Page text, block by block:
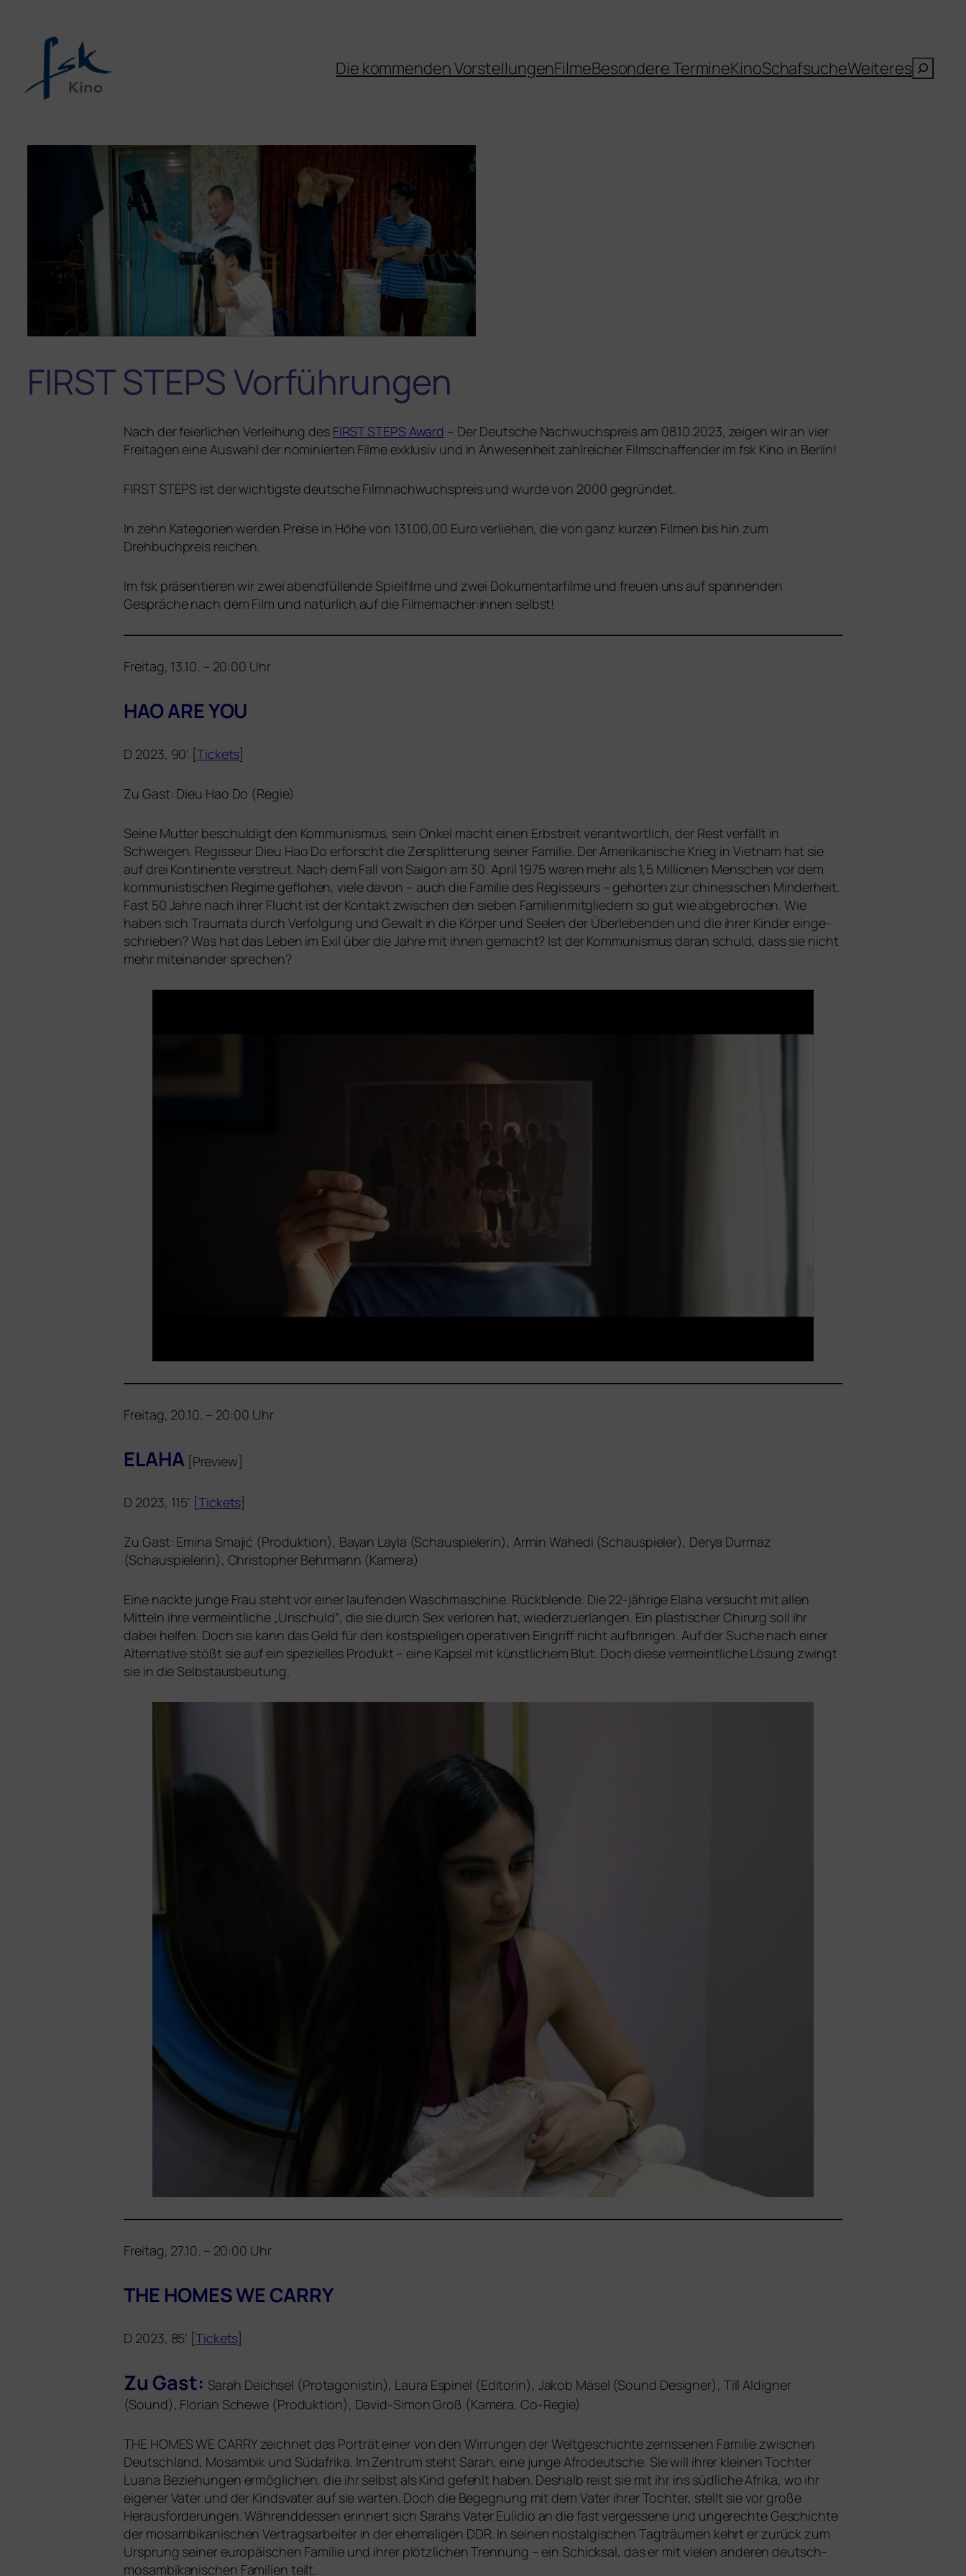
Die kommenden VorstellungenFilmeBesondere TermineKinoSchafsucheWeiteresSuchen
FIRSTSTEPSVorführungen
Nach der fei­er­li­chen Verleihung des FIRSTSTEPS Award – Der Deutsche Nachwuchspreis am 08.10.2023, zei­gen wir an vier
Freitagen eine Auswahl der nomi­nier­ten Filme exklu­siv und in Anwesenheit zahl­rei­cher Filmschaffender im fsk Kino in Berlin!
FIRST STEPS ist der wich­tigs­te deut­sche Filmnachwuchspreis und wur­de von 2000 gegründet.
In zehn Kategorien wer­den Preise in Höhe von 131.00,00 Euro ver­lie­hen, die von ganz kur­zen Filmen bis hin zum
Drehbuchpreis reichen.
Im fsk prä­sen­tie­ren wir zwei abend­fül­len­de Spielfilme und zwei Dokumentarfilme und freu­en uns auf span­nen­den
Gespräche nach dem Film und natür­lich auf die Filmemacher:innen selbst!
Freitag, 13.10. – 20:00 Uhr
HAOAREYOU
D 2023, 90’ [Tickets]
Zu Gast: Dieu Hao Do (Regie)
Seine Mutter beschul­digt den Kommunismus, sein Onkel macht einen Erbstreit ver­ant­wort­lich, der Rest ver­fällt in
Schweigen. Regisseur Dieu Hao Do erforscht die Zersplitterung sei­ner Familie. Der Amerikanische Krieg in Vietnam hat sie
auf drei Kontinente ver­streut. Nach dem Fall von Saigon am 30. April 1975 waren mehr als 1,5 Millionen Menschen vor dem
kom­mu­nis­ti­schen Regime geflo­hen, vie­le davon – auch die Familie des Regisseurs – gehör­ten zur chi­ne­si­schen Minderheit.
Fast 50 Jahre nach ihrer Flucht ist der Kontakt zwi­schen den sie­ben Familienmitgliedern so gut wie abge­bro­chen. Wie
haben sich Traumata durch Verfolgung und Gewalt in die Körper und Seelen der Überlebenden und die ihrer Kinder ein­ge­
schrie­ben? Was hat das Leben im Exil über die Jahre mit ihnen gemacht? Ist der Kommunismus dar­an schuld, dass sie nicht
mehr mit­ein­an­der sprechen?
Freitag, 20.10. – 20:00 Uhr
ELAHA[Preview]
D 2023, 115‘ [Tickets]
Zu Gast: Emina Smajić (Produktion), Bayan Layla (Schauspielerin), Armin Wahedi (Schauspieler), Derya Durmaz
(Schauspielerin), Christopher Behrmann (Kamera)
Eine nack­te jun­ge Frau steht vor einer lau­fen­den Waschmaschine. Rückblende. Die 22-jäh­ri­ge Elaha ver­sucht mit allen
Mitteln ihre ver­meint­li­che „Unschuld“, die sie durch Sex ver­lo­ren hat, wie­der­zu­er­lan­gen. Ein plas­ti­scher Chirurg soll ihr
dabei hel­fen. Doch sie kann das Geld für den kost­spie­li­gen ope­ra­ti­ven Eingriff nicht auf­brin­gen. Auf der Suche nach einer
Alternative stößt sie auf ein spe­zi­el­les Produkt – eine Kapsel mit künst­li­chem Blut. Doch die­se ver­meint­li­che Lösung zwingt
sie in die Selbstausbeutung.
Freitag, 27.10. – 20:00 Uhr
THE HOMESWECARRY
D 2023, 85’ [Tickets]
Zu Gast: Sarah Deichsel (Protagonistin), Laura Espinel (Editorin), Jakob Mäsel (Sound Designer), Till Aldigner
(Sound), Florian Schewe (Produktion), David-Simon Groß (Kamera, Co-Regie)
THE HOMESWE CARRYzeich­net das Porträt einer von den Wirrungen der Weltgeschichte zer­ris­se­nen Familie zwi­schen
Deutschland, Mosambik und Südafrika. Im Zentrum steht Sarah, eine jun­ge Afrodeutsche. Sie will ihrer klei­nen Tochter
Luana Beziehungen ermög­li­chen, die ihr selbst als Kind gefehlt haben. Deshalb reist sie mit ihr ins süd­li­che Afrika, wo ihr
eige­ner Vater und der Kindsvater auf sie war­ten. Doch die Begegnung mit dem Vater ihrer Tochter, stellt sie vor gro­ße
Herausforderungen. Währenddessen erin­nert sich Sarahs Vater Eulidio an die fast ver­ges­se­ne und unge­rech­te Geschichte
der mosam­bi­ka­ni­schen Vertragsarbeiter in der ehe­ma­li­gen DDR. In sei­nen nost­al­gi­schen Tagträumen kehrt er zurück zum
Ursprung sei­ner euro­päi­schen Familie und ihrer plötz­li­chen Trennung – ein Schicksal, das er mit vie­len ande­ren deutsch-
mosam­bi­ka­ni­schen Familien teilt.